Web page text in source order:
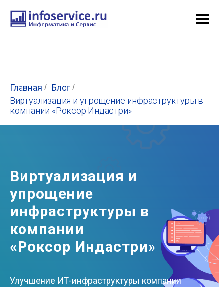
Главная / Блог /
Виртуализация и упрощение инфраструктуры в
компании «Роксор Индастри»
Виртуализация и
упрощение
инфраструктуры в
компании
«Роксор Индастри»
Улучшение ИТ-инфраструктуры компании